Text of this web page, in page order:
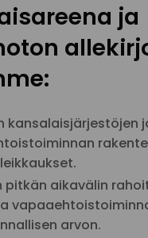
ja
kansalaisjärjestöjen
pitkän aikavälin
arvon.